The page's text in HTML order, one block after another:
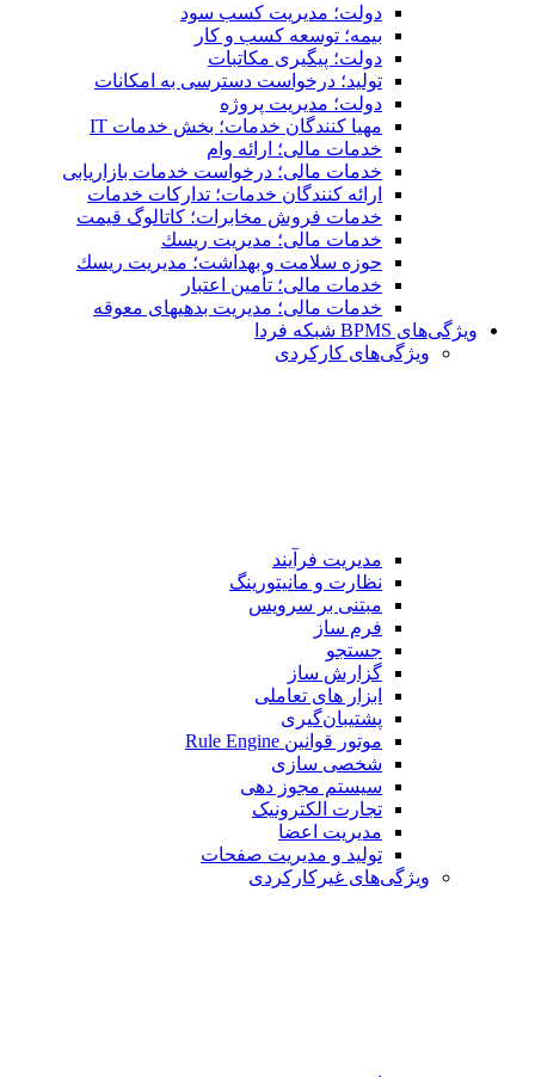
دولت؛ مدیریت کسب سود
بیمه؛ توسعه کسب و کار
دولت؛ پیگیری مکاتبات
تولید؛ درخواست دسترسی به امكانات
دولت؛ مدیریت پروژه
مهیا کنندگان خدمات؛ بخش خدمات IT
خدمات مالی؛ ارائه وام
خدمات مالی؛ درخواست خدمات بازاریابی
ارائه کنندگان خدمات؛ تدارکات خدمات
خدمات فروش مخابرات؛ کاتالوگ قیمت
خدمات مالی؛ مدیریت ریسك
حوزه سلامت و بهداشت؛ مدیریت ریسك
خدمات مالی؛ تأمین اعتبار
خدمات مالی؛ مدیریت بدهیهاى معوقه
ویژگی‌های BPMS شبکه فردا
ویژگی‌های كاركردی
مدیریت فرآیند
نظارت و مانیتورینگ
مبتنی بر سرویس
فرم ساز
جستجو
گزارش ساز
ابزار های تعاملی
پشتیبان‌گیری
موتور قوانین Rule Engine
شخصی سازی
سیستم مجوز دهی
تجارت الکترونیک
مدیریت اعضا
تولید و مدیریت صفحات
ویژگی‌های غیرکارکردی